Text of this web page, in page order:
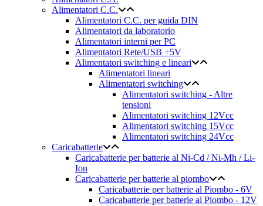
Alimentatori C.C.
Alimentatori C.C. per guida DIN
Alimentatori da laboratorio
Alimentatori interni per PC
Alimentatori Rete/USB +5V
Alimentatori switching e lineari
Alimentatori lineari
Alimentatori switching
Alimentatori switching - Altre
tensioni
Alimentatori switching 12Vcc
Alimentatori switching 15Vcc
Alimentatori switching 24Vcc
Caricabatterie
Caricabatterie per batterie al Ni-Cd / Ni-Mh / Li-
Ion
Caricabatterie per batterie al piombo
Caricabatterie per batterie al Piombo - 6V
Caricabatterie per batterie al Piombo - 12V